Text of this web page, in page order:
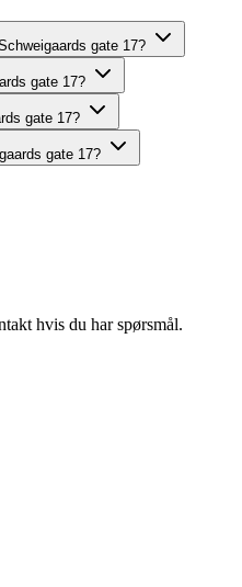
gate 17?
gate 17?
gate 17?
gate 17?
hvis du har spørsmål.